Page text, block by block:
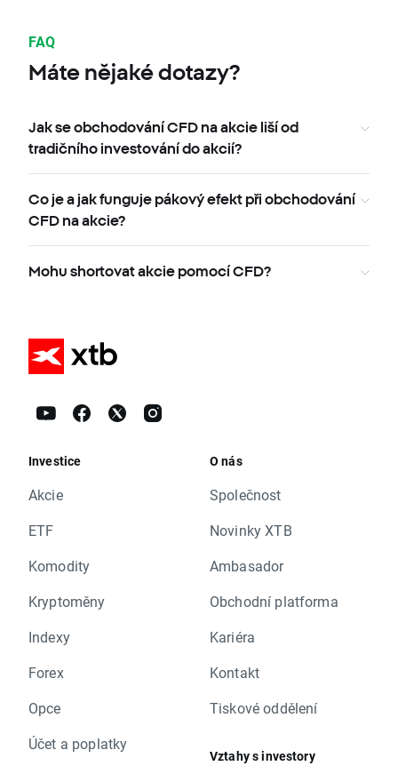
FAQ
Máte nějaké dotazy?
Jak se obchodování CFD na akcie liší od
tradičního investování do akcií?
Co je a jak funguje pákový efekt při obchodování
CFD na akcie?
Mohu shortovat akcie pomocí CFD?
Investice
Akcie
ETF
Komodity
Kryptoměny
Indexy
Forex
Opce
Účet a poplatky
O nás
Společnost
Novinky XTB
Ambasador
Obchodní platforma
Kariéra
Kontakt
Tiskové oddělení
Vztahy s investory